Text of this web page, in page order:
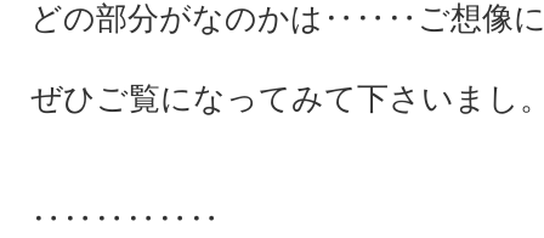
どの部分がなのかは‥‥‥ご想像
ぜひご覧になってみて下さいまし
‥‥‥‥‥‥